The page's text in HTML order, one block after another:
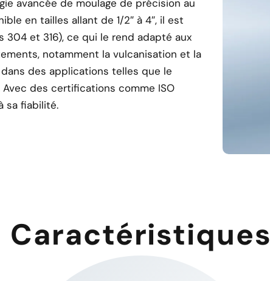
avancée de moulage de précision au
en tailles allant de 1/2″ à 4″, il est
et 316), ce qui le rend adapté aux
notamment la vulcanisation et la
des applications telles que le
des certifications comme ISO
sa fiabilité.
Caractéristiques